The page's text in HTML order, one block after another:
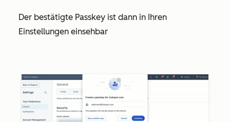
Der bestätigte Passkey ist dann in Ihren
Einstellungen einsehbar